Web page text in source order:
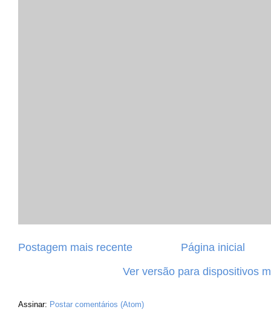
Postagem mais recente
Página inicial
Ver versão para dispositivos
Assinar: Postar comentários (Atom)